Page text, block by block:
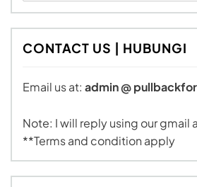
CONTACT US | HUBUNGI
Email us at: admin @
Note: I will reply using our gmail
**Terms and condition apply